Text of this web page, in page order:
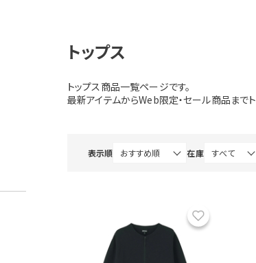
トップス
トップス商品一覧ページです。
最新アイテムからWeb限定・セール商品まで
表示順 在庫